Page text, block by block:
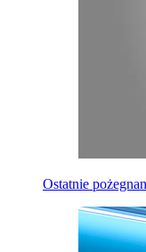
Ostatnie